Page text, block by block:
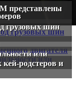
представлены
грузовых шин
или
родстеров и